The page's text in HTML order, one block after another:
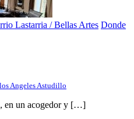
Lastarria / Bellas Artes Donde
Angeles Astudillo
en un acogedor y […]